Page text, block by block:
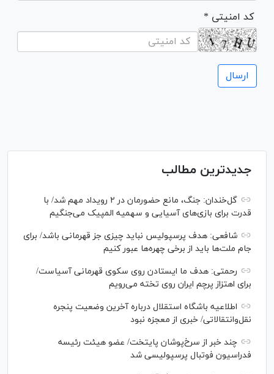
* کد امنیتی
جدیدترین مطالب
گل‌خندان: جنگ، مانع حضورمان در ۲ رویداد مهم شد/ با
قدرت برای بازی‌های آسیایی و سهمیه المپیک می‌جنگیم
شافعی: هدف پرسپولیس نباید چیزی جز قهرمانی باشد/ برای
جام ملت‌ها باید از برخی چهره‌ها عبور کنیم
رحمتی: هدف ما ایستادن روی سکوی قهرمانی آسیاست/
برای اهتزاز پرچم ایران روی تخته می‌رویم
اطلاعیه باشگاه استقلال درباره آخرین وضعیت پنجره
نقل‌وانتقالاتی/ خبری از معجزه نبود
چند خبر از سرخ‌پوشان پایتخت/ عضو هیئت رئیسه
فدراسیون فوتبال پرسپولیسی شد